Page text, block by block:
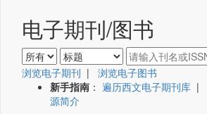
电子期刊/图书
浏览电子期刊 | 浏览电子图书
新手指南 ： 遍历西文电子期刊库 |
源简介